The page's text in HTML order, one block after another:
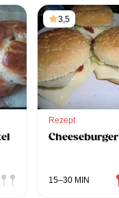
3,5
Rezept
Cheeseburger
15–30 MIN